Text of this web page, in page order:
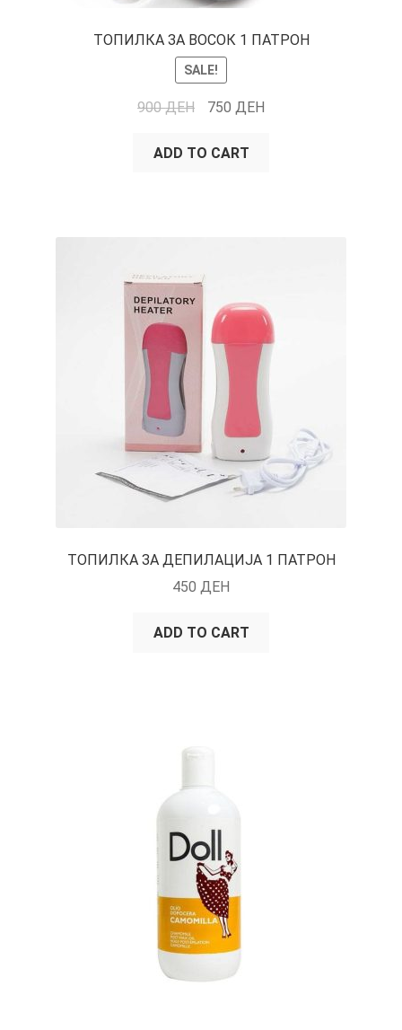
ТОПИЛКА ЗА ВОСОК 1 ПАТРОН
SALE!
900ДЕН 750 ДЕН
ADD TO CART
ТОПИЛКА ЗА ДЕПИЛАЦИЈА 1 ПАТРОН
450 ДЕН
ADD TO CART